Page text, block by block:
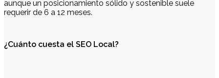
aunque un posicionamiento sólido y sostenible suele
requerir de 6 a 12 meses.
¿Cuánto cuesta el SEO Local?